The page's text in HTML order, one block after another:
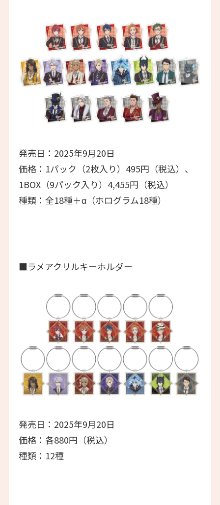
発売日：2025年9月20日
価格：1パック（2枚入り）495円（税込）、
1BOX（9パック入り）4,455円（税込）
種類：全18種＋α（ホログラム18種）
■ラメアクリルキーホルダー
発売日：2025年9月20日
価格：各880円（税込）
種類：12種